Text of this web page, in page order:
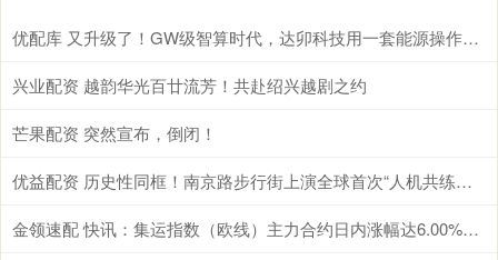
优配库 又升级了！GW级智算时代，达卯科技用一套能源操作系统重新定义算电协同
兴业配资 越韵华光百廿流芳！共赴绍兴越剧之约
芒果配资 突然宣布，倒闭！
优益配资 历史性同框！南京路步行街上演全球首次“人机共练瑜伽”
金领速配 快讯：集运指数（欧线）主力合约日内涨幅达6.00%，现报2118.0点